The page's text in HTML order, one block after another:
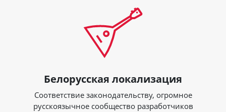
Белорусская локализация
Соответствие законодательству, огромное
русcкоязычное сообщество разработчиков